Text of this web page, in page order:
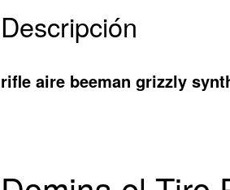
Descripción
rifle aire beeman grizzly